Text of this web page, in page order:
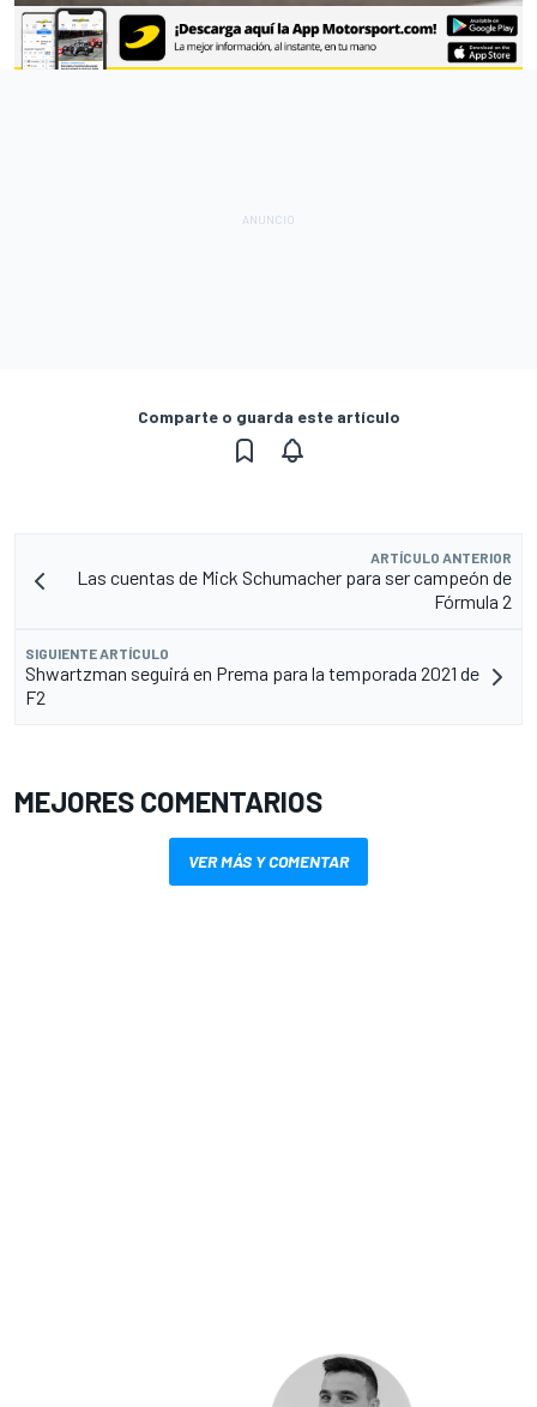
Comparte o guarda este artículo
ARTÍCULO ANTERIOR
Las cuentas de Mick Schumacher para ser campeón de
Fórmula 2
SIGUIENTE ARTÍCULO
Shwartzman seguirá en Prema para la temporada 2021 de
F2
MEJORES COMENTARIOS
VER MÁS Y COMENTAR